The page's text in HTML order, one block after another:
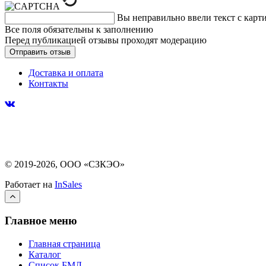
Вы неправильно ввели текст с
Все поля обязательны к заполнению
Перед публикацией отзывы проходят модерацию
Доставка и оплата
Контакты
© 2019-2026, ООО «СЗКЭО»
Работает на InSales
Главное меню
Главная страница
Каталог